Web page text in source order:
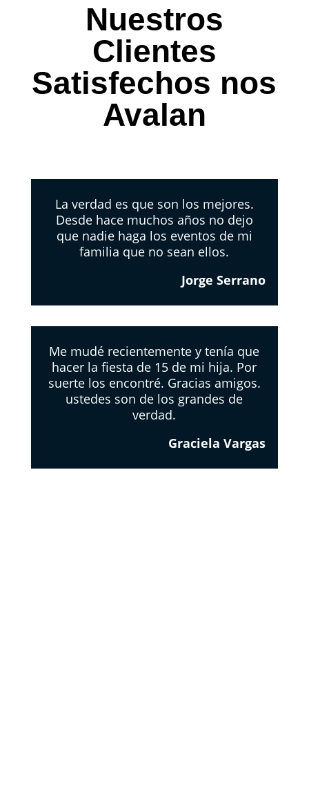
Nuestros
Clientes
Satisfechos nos
Avalan
La verdad es que son los mejores.
Desde hace muchos años no dejo
que nadie haga los eventos de mi
familia que no sean ellos.
Jorge Serrano
Me mudé recientemente y tenía que
hacer la fiesta de 15 de mi hija. Por
suerte los encontré. Gracias amigos.
ustedes son de los grandes de
verdad.
Graciela Vargas